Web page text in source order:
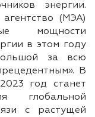
энергии.
агентство (МЭА)
мощности
в этом году
за всю
В
год станет
глобальной
с растущей